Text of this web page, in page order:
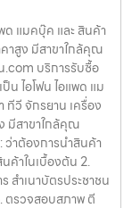
ด แมคบุ๊ค และ สินค้า
คาสูง มีสาขาใกล้คุณ
.com บริการรับซื้อ
น ไอโฟน ไอแพด แม
ทีวี จักรยาน เครื่อง
ง มีสาขาใกล้คุณ
ว่าต้องการนำสินค้า
ค้าในเบื้องต้น 2.
สำเนาบัตรประชาชน
ตรวจสอบสภาพ ตี